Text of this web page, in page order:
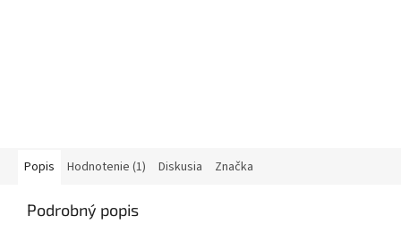
Popis Hodnotenie (1) Diskusia Značka
Podrobný popis